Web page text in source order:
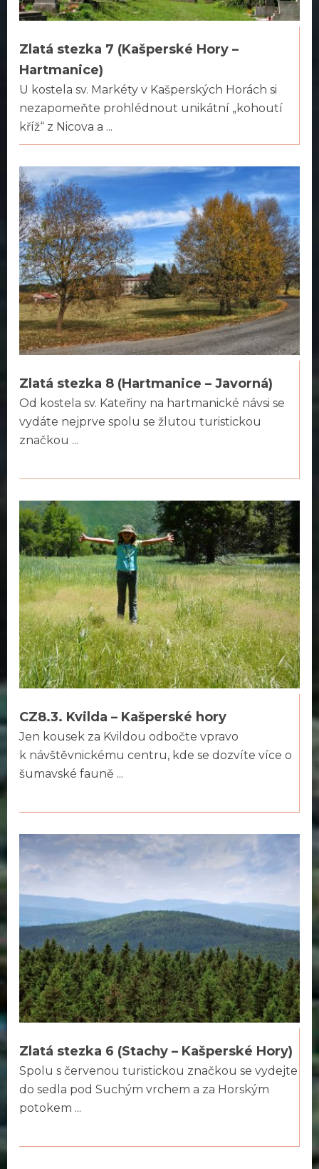
Zlatá stezka 7 (Kašperské Hory –
Hartmanice)
U kostela sv. Markéty v Kašperských Horách si
nezapomeňte prohlédnout unikátní „kohoutí
kříž“ z Nicova a ...
Zlatá stezka 8 (Hartmanice – Javorná)
Od kostela sv. Kateřiny na hartmanické návsi se
vydáte nejprve spolu se žlutou turistickou
značkou ...
CZ8.3. Kvilda – Kašperské hory
Jen kousek za Kvildou odbočte vpravo
k návštěvnickému centru, kde se dozvíte více o
šumavské fauně ...
Zlatá stezka 6 (Stachy – Kašperské Hory)
Spolu s červenou turistickou značkou se vydejte
do sedla pod Suchým vrchem a za Horským
potokem ...